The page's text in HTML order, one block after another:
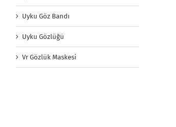
Uyku Göz Bandı
Uyku Gözlüğü
Vr Gözlük Maskesi